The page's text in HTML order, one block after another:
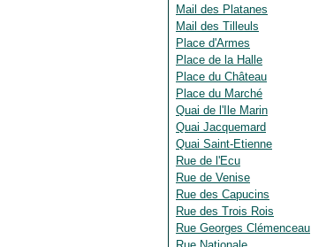
Mail des Platanes
Mail des Tilleuls
Place d'Armes
Place de la Halle
Place du Château
Place du Marché
Quai de l'Ile Marin
Quai Jacquemard
Quai Saint-Etienne
Rue de l'Ecu
Rue de Venise
Rue des Capucins
Rue des Trois Rois
Rue Georges Clémenceau